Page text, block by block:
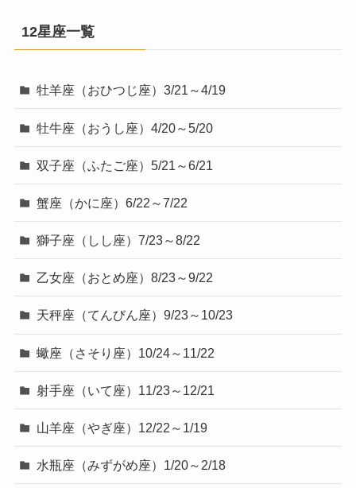
12星座一覧
牡羊座（おひつじ座）3/21～4/19
牡牛座（おうし座）4/20～5/20
双子座（ふたご座）5/21～6/21
蟹座（かに座）6/22～7/22
獅子座（しし座）7/23～8/22
乙女座（おとめ座）8/23～9/22
天秤座（てんびん座）9/23～10/23
蠍座（さそり座）10/24～11/22
射手座（いて座）11/23～12/21
山羊座（やぎ座）12/22～1/19
水瓶座（みずがめ座）1/20～2/18